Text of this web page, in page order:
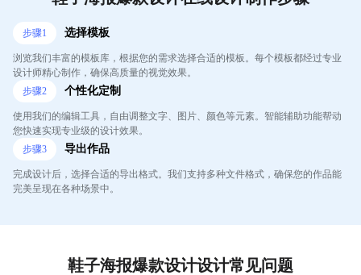
步骤1 选择模板
浏览我们丰富的模板库，根据您的需求选择合适的模板。每个模板都经过专业
设计师精心制作，确保高质量的视觉效果。
步骤2 个性化定制
使用我们的编辑工具，自由调整文字、图片、颜色等元素。智能辅助功能帮动
您快速实现专业级的设计效果。
步骤3 导出作品
完成设计后，选择合适的导出格式。我们支持多种文件格式，确保您的作品能
完美呈现在各种场景中。
鞋子海报爆款设计设计常见问题